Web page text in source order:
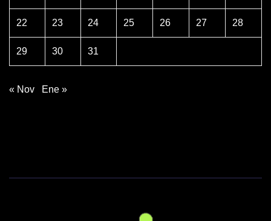
22 23 24 25 26 27 28
29 30 31
« Nov Ene »